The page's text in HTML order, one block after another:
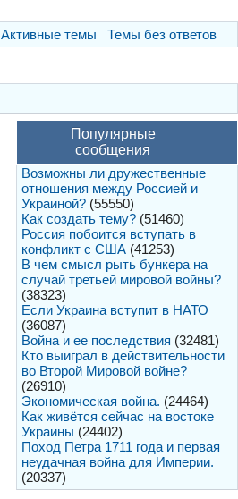
Активные темы Темы без ответов
Популярные
сообщения
Возможны ли дружественные
отношения между Россией и
Украиной? (55550)
Как создать тему? (51460)
Россия побоится вступать в
конфликт с США (41253)
В чем смысл рыть бункера на
случай третьей мировой войны?
(38323)
Если Украина вступит в НАТО
(36087)
Война и ее последствия (32481)
Кто выиграл в действительности
во Второй Мировой войне?
(26910)
Экономическая война. (24464)
Как живётся сейчас на востоке
Украины (24402)
Поход Петра 1711 года и первая
неудачная война для Империи.
(20337)